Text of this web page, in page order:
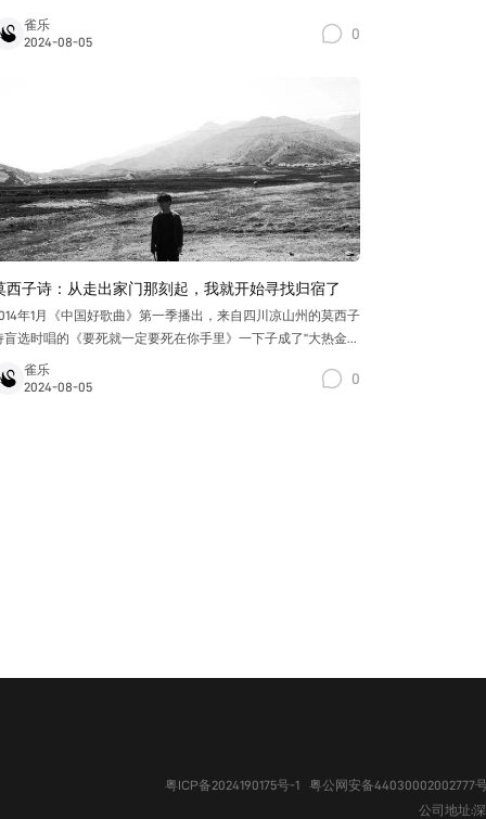
雀乐
2024-08-05
0
西子诗：从走出家门那刻起，我就开始寻找归宿了
年1月《中国好歌曲》第一季播出，来自四川凉山州的莫西子
盲选时唱的《要死就一定要死在你手里》一下子成了“大热金
”。同年九月，他发行了第一张专辑《原野》，没有收录这首他
出名的“血腥情歌”。他所作的《不要怕》被吉克隽逸在2012年
雀乐
2024-08-05
0
粤ICP备2024190175号-1
粤公网安备44030002002777
公司地址: